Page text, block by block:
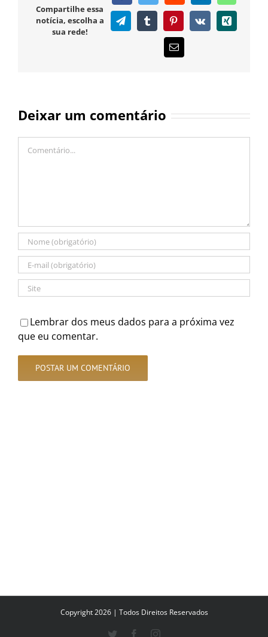
Compartilhe essa
notícia, escolha a
sua rede!
TelegramTumblr PinterestVk Xing
E-
mail
Deixar um comentário
Lembrar dos meus dados para a próxima vez
que eu comentar.
Copyright 2026 | Todos Direitos Reservados
Twitter FacebookInstagram